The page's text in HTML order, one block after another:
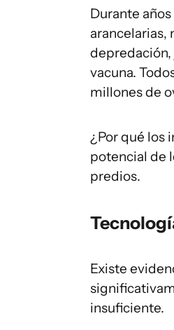
Durante
arancelarias,
depredación,
vacuna.
millones de
¿Por qué los
potencial de
predios.
Existe
insuficiente.